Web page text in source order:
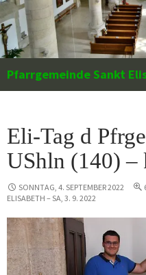
Zum
Inhalt
springen
Pfarrgemeinde Sankt
Eli-Tag d
UShln (140) –
SONNTAG, 4. SEPTEMBER 2022
ELISABETH – SA, 3. 9. 2022